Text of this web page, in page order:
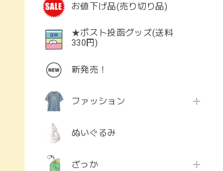
お値下げ品(売り切り品)
★ポスト投函グッズ(送料
330円)
新発売！
ファッション
ぬいぐるみ
ざっか